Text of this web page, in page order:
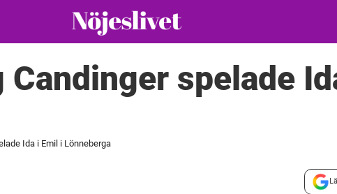
Candinger spelade
Ida i Emil i Lönneberga